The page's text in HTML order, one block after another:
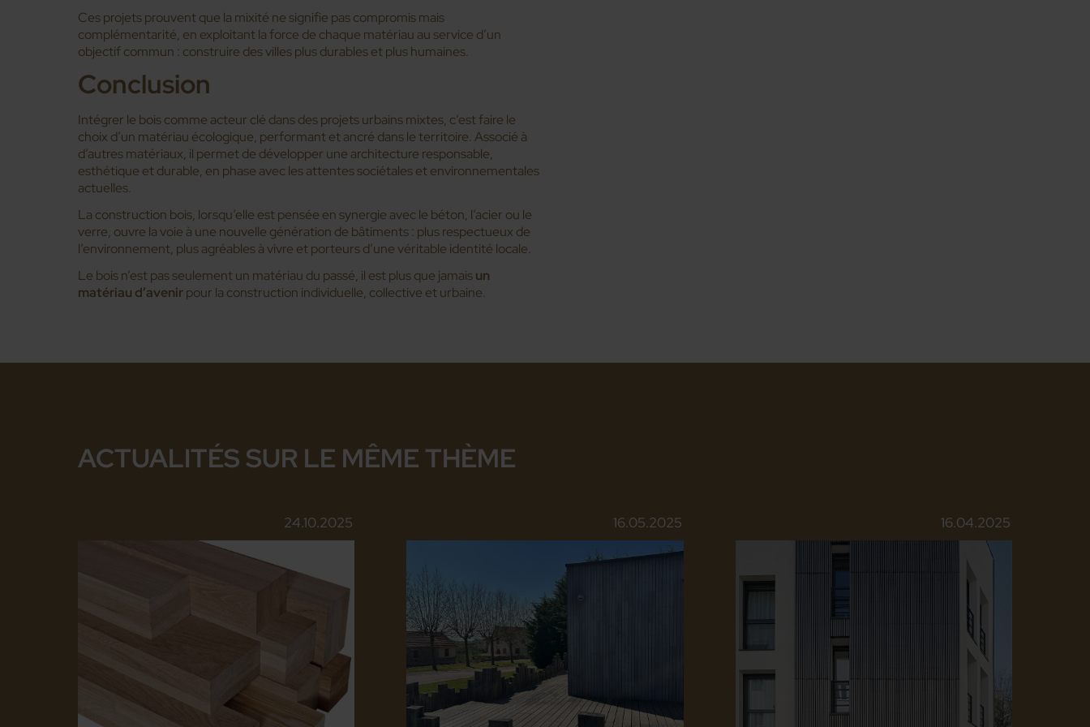
Ces projets prouvent que la mixité ne signifie pas compromis mais
complémentarité, en exploitant la force de chaque matériau au service d’un
objectif commun : construire des villes plus durables et plus humaines.
Conclusion
Intégrer le bois comme acteur clé dans des projets urbains mixtes, c’est faire le
choix d’un matériau écologique, performant et ancré dans le territoire. Associé à
d’autres matériaux, il permet de développer une architecture responsable,
esthétique et durable, en phase avec les attentes sociétales et environnementales
actuelles.
La construction bois, lorsqu’elle est pensée en synergie avec le béton, l’acier ou le
verre, ouvre la voie à une nouvelle génération de bâtiments : plus respectueux de
l’environnement, plus agréables à vivre et porteurs d’une véritable identité locale.
Le bois n’est pas seulement un matériau du passé, il est plus que jamaisun
matériau d’avenirpour la construction individuelle, collective et urbaine.
ACTUALITÉS SUR LE MÊME THÈME
24.10.2025 16.05.2025 16.04.2025